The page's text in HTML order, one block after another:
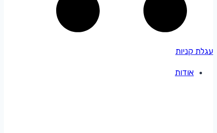
עגלת קניות
אודות